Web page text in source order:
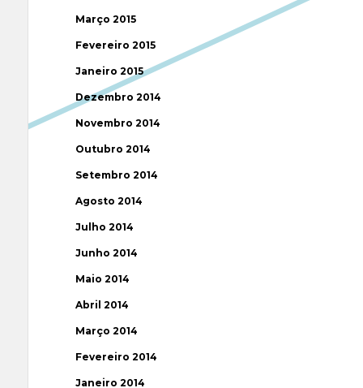
Março 2015
Fevereiro 2015
Janeiro 2015
Dezembro 2014
Novembro 2014
Outubro 2014
Setembro 2014
Agosto 2014
Julho 2014
Junho 2014
Maio 2014
Abril 2014
Março 2014
Fevereiro 2014
Janeiro 2014